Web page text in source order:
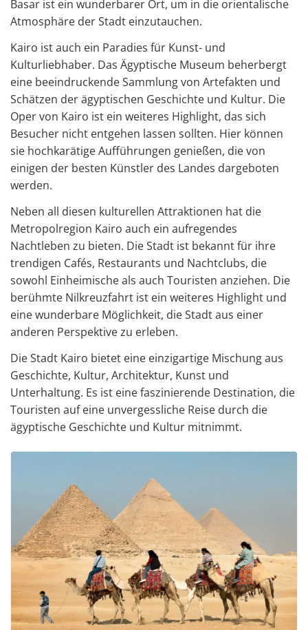
Basar ist ein wunderbarer Ort, um in die orientalische
Atmosphäre der Stadt einzutauchen.
Kairo ist auch ein Paradies für Kunst- und
Kulturliebhaber. Das Ägyptische Museum beherbergt
eine beeindruckende Sammlung von Artefakten und
Schätzen der ägyptischen Geschichte und Kultur. Die
Oper von Kairo ist ein weiteres Highlight, das sich
Besucher nicht entgehen lassen sollten. Hier können
sie hochkarätige Aufführungen genießen, die von
einigen der besten Künstler des Landes dargeboten
werden.
Neben all diesen kulturellen Attraktionen hat die
Metropolregion Kairo auch ein aufregendes
Nachtleben zu bieten. Die Stadt ist bekannt für ihre
trendigen Cafés, Restaurants und Nachtclubs, die
sowohl Einheimische als auch Touristen anziehen. Die
berühmte Nilkreuzfahrt ist ein weiteres Highlight und
eine wunderbare Möglichkeit, die Stadt aus einer
anderen Perspektive zu erleben.
Die Stadt Kairo bietet eine einzigartige Mischung aus
Geschichte, Kultur, Architektur, Kunst und
Unterhaltung. Es ist eine faszinierende Destination, die
Touristen auf eine unvergessliche Reise durch die
ägyptische Geschichte und Kultur mitnimmt.